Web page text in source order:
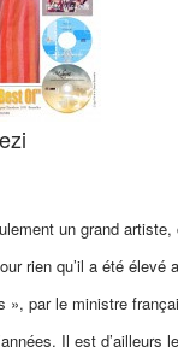
un grand artiste,
rien qu’il a été élevé
», par le ministre
. Il est d’ailleurs